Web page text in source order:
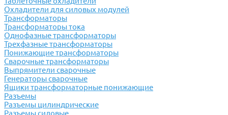
Охладители для силовых модулей
Трансформаторы
Трансформаторы тока
Однофазные трансформаторы
Трехфазные трансформаторы
Понижающие трансформаторы
Сварочные трансформаторы
Выпрямители сварочные
Генераторы сварочные
Ящики трансформаторные понижающие
Разъемы
Разъемы цилиндрические
Разъемы силовые